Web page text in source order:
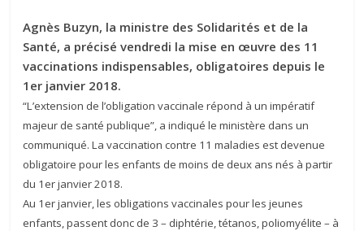
Agnès Buzyn, la ministre des Solidarités et de la
Santé, a précisé vendredi la mise en œuvre des 11
vaccinations indispensables, obligatoires depuis le
1er janvier 2018.
“L’extension de l’obligation vaccinale répond à un impératif
majeur de santé publique”, a indiqué le ministère dans un
communiqué. La vaccination contre 11 maladies est devenue
obligatoire pour les enfants de moins de deux ans nés à partir
du 1er janvier 2018.
Au 1er janvier, les obligations vaccinales pour les jeunes
enfants, passent donc de 3 – diphtérie, tétanos, poliomyélite – à